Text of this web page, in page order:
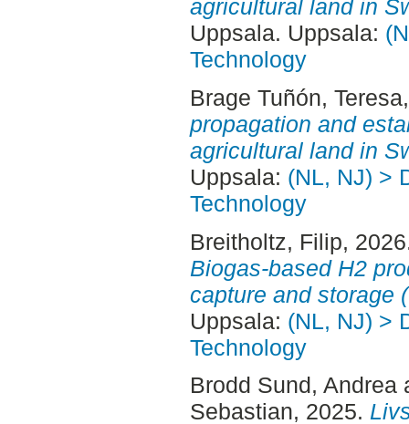
agricultural land in
Uppsala. Uppsala:
Technology
Brage Tuñón, Teresa
propagation and
agricultural land in
Uppsala: (NL, NJ) >
Technology
Breitholtz, Filip,
Biogas-based H2
capture and storage
Uppsala: (NL, NJ) >
Technology
Brodd Sund, Andrea
Sebastian, 2025.